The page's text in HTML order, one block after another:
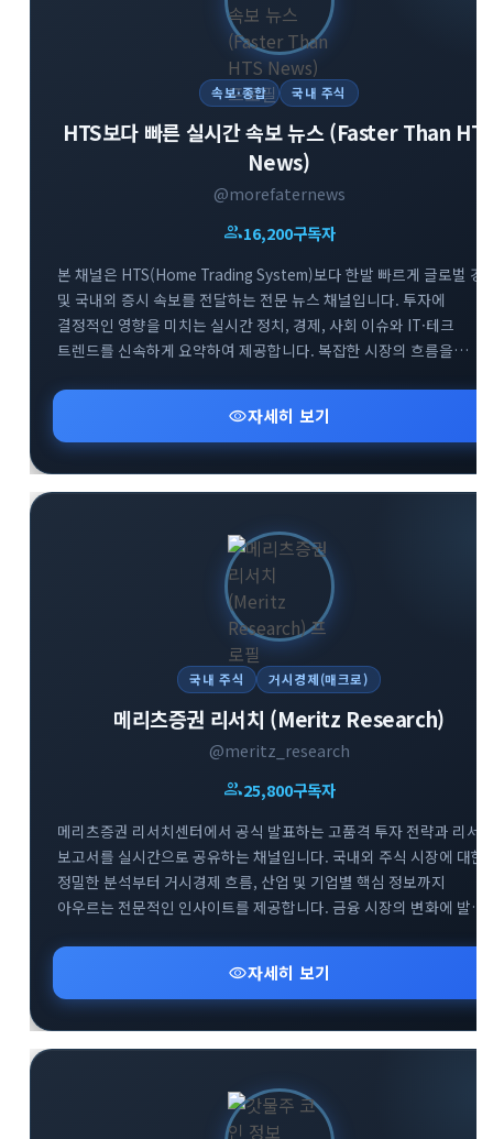
속보·종합 국내 주식
HTS보다 빠른 실시간 속보 뉴스 (Faster Than
News)
@morefaternews
group16,200구독자
본 채널은 HTS(Home Trading System)보다 한발 빠르게 글로벌 경
및 국내외 증시 속보를 전달하는 전문 뉴스 채널입니다. 투자에
결정적인 영향을 미치는 실시간 정치, 경제, 사회 이슈와 IT·테크
트렌드를 신속하게 요약하여 제공합니다. 복잡한 시장의 흐름을
빠르고 정확한 정보를 엄선하여 공유합니다. 급변하는 시장 속에서
최고의 정보 경쟁력을 확보해 보세요.
visibility자세히 보기
국내 주식 거시경제(매크로)
메리츠증권 리서치 (Meritz Research)
@meritz_research
group25,800구독자
메리츠증권 리서치센터에서 공식 발표하는 고품격 투자 전략과 리서
보고서를 실시간으로 공유하는 채널입니다. 국내외 주식 시장에 대한
정밀한 분석부터 거시경제 흐름, 산업 및 기업별 핵심 정보까지
아우르는 전문적인 인사이트를 제공합니다. 금융 시장의 변화에 발
높은 데이터를 엄선하여 전달해 드립니다.
visibility자세히 보기